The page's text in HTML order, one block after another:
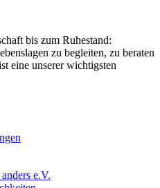
bis zum Ruhestand:
zu begleiten, zu beraten
eine unserer wichtigsten
e.V.